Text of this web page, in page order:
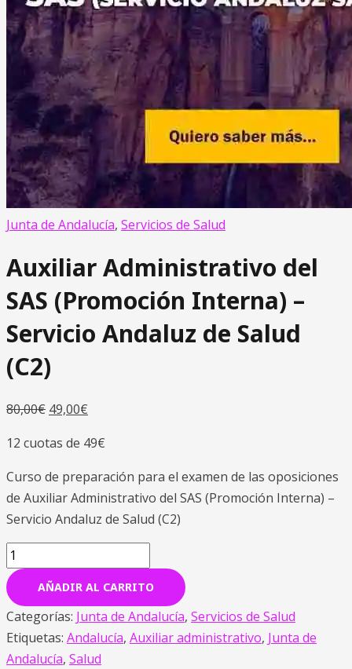
Junta de Andalucía, Servicios de Salud
Auxiliar Administrativo del
SAS (Promoción Interna) –
Servicio Andaluz de Salud
(C2)
80,00€ 49,00€
12 cuotas de 49€
Curso de preparación para el examen de las oposiciones
de Auxiliar Administrativo del SAS (Promoción Interna) –
Servicio Andaluz de Salud (C2)
AÑADIR AL CARRITO
Categorías: Junta de Andalucía, Servicios de Salud
Etiquetas: Andalucía, Auxiliar administrativo, Junta de
Andalucía, Salud